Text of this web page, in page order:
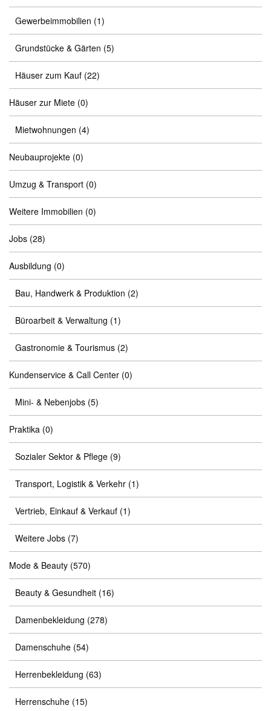
Gewerbeimmobilien (1)
Grundstücke & Gärten (5)
Häuser zum Kauf (22)
Häuser zur Miete (0)
Mietwohnungen (4)
Neubauprojekte (0)
Umzug & Transport (0)
Weitere Immobilien (0)
Jobs (28)
Ausbildung (0)
Bau, Handwerk & Produktion (2)
Büroarbeit & Verwaltung (1)
Gastronomie & Tourismus (2)
Kundenservice & Call Center (0)
Mini- & Nebenjobs (5)
Praktika (0)
Sozialer Sektor & Pflege (9)
Transport, Logistik & Verkehr (1)
Vertrieb, Einkauf & Verkauf (1)
Weitere Jobs (7)
Mode & Beauty (570)
Beauty & Gesundheit (16)
Damenbekleidung (278)
Damenschuhe (54)
Herrenbekleidung (63)
Herrenschuhe (15)